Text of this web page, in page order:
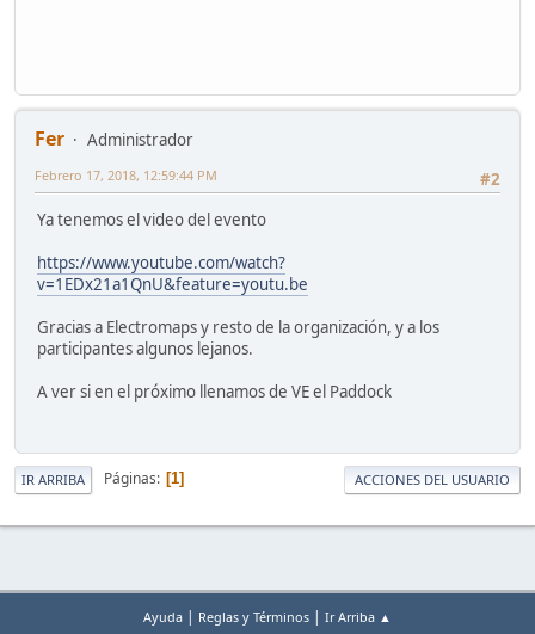
Fer
Administrador
#2
Febrero 17, 2018, 12:59:44 PM
Ya tenemos el video del evento
https://www.youtube.com/watch?
v=1EDx21a1QnU&feature=youtu.be
Gracias a Electromaps y resto de la organización, y a los
participantes algunos lejanos.
A ver si en el próximo llenamos de VE el Paddock
IR ARRIBA Páginas 1 ACCIONES DEL USUARIO
Ayuda | Reglas y Términos | Ir Arriba ▲